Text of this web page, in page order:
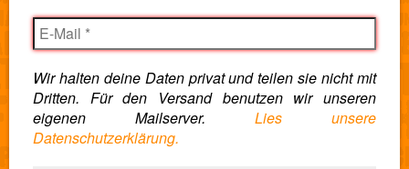
Wir halten deine Daten privat und teilen sie nicht mit
Dritten. Für den Versand benutzen wir unseren
eigenen Mailserver. Lies unsere
Datenschutzerklärung.